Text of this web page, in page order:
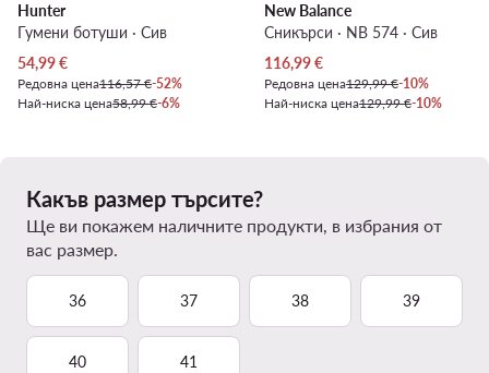
Hunter
Гумени ботуши · Сив
Актуална цена
54,99€
Редовна цена116,57 €-52%
Най-ниска цена58,99 €-6%
New Balance
Сникърси · NB 574 · Сив
Актуална цена
116,99€
Редовна цена129,99 €-10%
Най-ниска цена129,99 €-10%
Какъв размер търсите?
Ще ви покажем наличните продукти, в избрания от
вас размер.
36 37 38 39
40 41